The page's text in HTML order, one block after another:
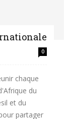
0
chaque
du
et du
partager